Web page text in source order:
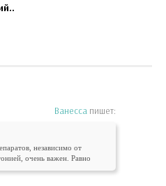
Ванесса пишет:
независимо от
очень важен. Равно